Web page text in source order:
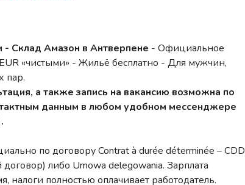
- Склад Амазон в Антверпене - Официальное
«чистыми» - Жильё бесплатно - Для мужчин,
пар.
а также запись на вакансию возможна по
данным в любом удобном мессенджере
по договору Contrat à durée déterminée – CDD
либо Umowa delegowania. Зарплата
налоги полностью оплачивает работодатель.